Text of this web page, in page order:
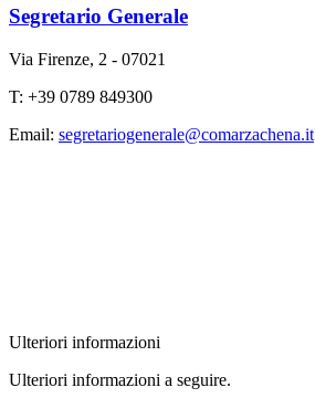
Segretario Generale
Via Firenze, 2 - 07021
T: +39 0789 849300
Email: segretariogenerale@comarzachena.it
Ulteriori informazioni
Ulteriori informazioni a seguire.